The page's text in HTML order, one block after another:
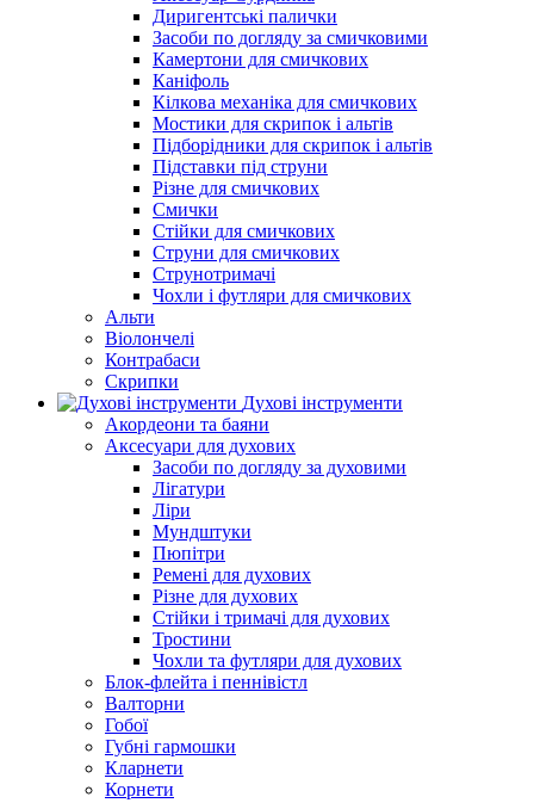
Диригентські палички
Засоби по догляду за смичковими
Камертони для смичкових
Каніфоль
Кілкова механіка для смичкових
Мостики для скрипок і альтів
Підборiдники для скрипок і альтів
Підставки під струни
Різне для смичкових
Смички
Стійки для смичкових
Струни для смичкових
Струнотримачі
Чохли і футляри для смичкових
Альти
Віолончелі
Контрабаси
Скрипки
Духові інструменти
Акордеони та баяни
Аксесуари для духових
Засоби по догляду за духовими
Лігатури
Ліри
Мундштуки
Пюпітри
Ремені для духових
Різне для духових
Стійки і тримачі для духових
Тростини
Чохли та футляри для духових
Блок-флейта і пеннівістл
Валторни
Гобої
Губні гармошки
Кларнети
Корнети